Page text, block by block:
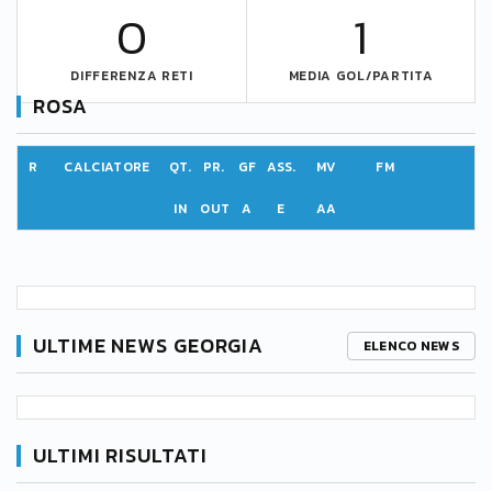
0
DIFFERENZA RETI
1
MEDIA GOL/PARTITA
ROSA
R CALCIATORE QT. PR. GF ASS. MV FM
IN OUT A E AA
ULTIME NEWS GEORGIA ELENCO NEWS
ULTIMI RISULTATI